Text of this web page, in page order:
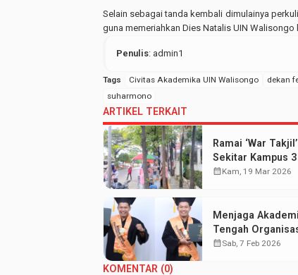
Selain sebagai tanda kembali dimulainya
guna memeriahkan Dies Natalis UIN Walisongo
Penulis: admin1
Tags Civitas Akademika UIN Walisongo dekan
suharmono
ARTIKEL TERKAIT
Ramai ‘War
Sekitar Kampus 3
Walisongo:
calendar_monthKam, 19 Mar 2026
Menjaga
Tengah
Wisudawan
calendar_monthSab, 7 Feb 2026
KOMENTAR (0)